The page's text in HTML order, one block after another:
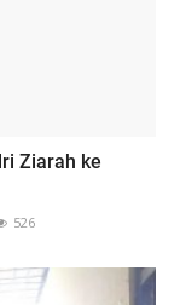
Ziarah ke
526